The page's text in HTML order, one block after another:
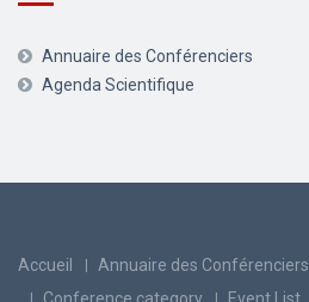
Annuaire des Conférenciers
Agenda Scientifique
Accueil Annuaire des Conférenciers